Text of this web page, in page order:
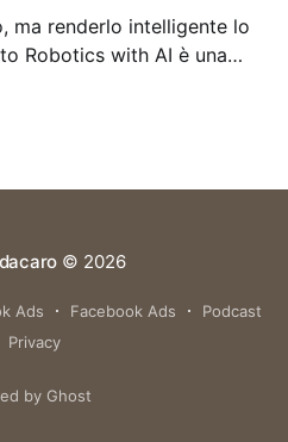
ma renderlo intelligente lo
Robotics with AI è una
a integrare l'IA
© 2026
Ads Facebook Ads
Podcast
Privacy
by Ghost